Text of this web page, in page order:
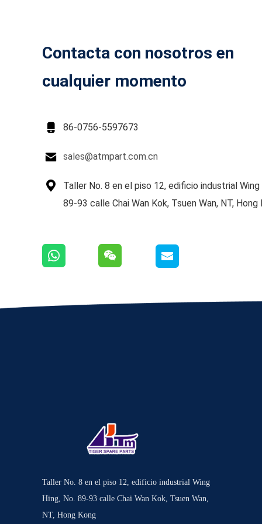
Contacta con nosotros en
cualquier momento
 86-0756-5597673
 sales@atmpart.com.cn

Taller No. 8 en el piso 12, edificio industrial Wing
89-93 calle Chai Wan Kok, Tsuen Wan, NT, Hong
Taller No. 8 en el piso 12, edificio industrial Wing
Hing, No. 89-93 calle Chai Wan Kok, Tsuen Wan,
NT, Hong Kong